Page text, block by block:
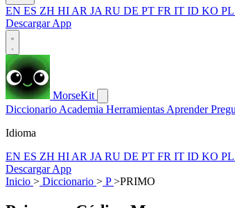
EN ES ZH HI AR JA RU DE PT FR IT ID KO PL
Descargar App
MorseKit
Diccionario Academia Herramientas Aprender
Idioma
EN ES ZH HI AR JA RU DE PT FR IT ID KO PL
Descargar App
Inicio > Diccionario > P>PRIMO